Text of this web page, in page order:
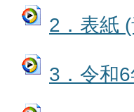
2．表紙
3．令和